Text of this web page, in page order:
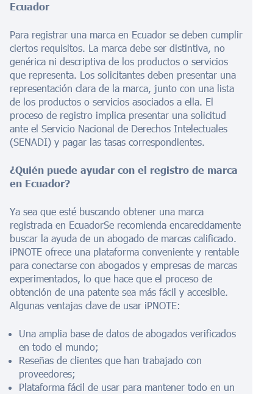
Ecuador
Para registrar una marca en Ecuador se deben cumplir
ciertos requisitos. La marca debe ser distintiva, no
genérica ni descriptiva de los productos o servicios
que representa. Los solicitantes deben presentar una
representación clara de la marca, junto con una lista
de los productos o servicios asociados a ella. El
proceso de registro implica presentar una solicitud
ante el Servicio Nacional de Derechos Intelectuales
(SENADI) y pagar las tasas correspondientes.
¿Quién puede ayudar con el registro de marca
en Ecuador?
Ya sea que esté buscando obtener una marca
registrada en EcuadorSe recomienda encarecidamente
buscar la ayuda de un abogado de marcas calificado.
iPNOTE ofrece una plataforma conveniente y rentable
para conectarse con abogados y empresas de marcas
experimentados, lo que hace que el proceso de
obtención de una patente sea más fácil y accesible.
Algunas ventajas clave de usar iPNOTE:
Una amplia base de datos de abogados verificados
en todo el mundo;
Reseñas de clientes que han trabajado con
proveedores;
Plataforma fácil de usar para mantener todo en un